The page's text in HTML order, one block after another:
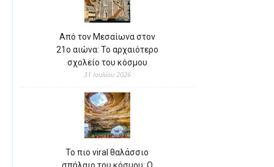
Από τον Μεσαίωνα στον
21ο αιώνα: Το αρχαιότερο
σχολείο του κόσμου
31 Ιουλίου 2026
Το πιο viral θαλάσσιο